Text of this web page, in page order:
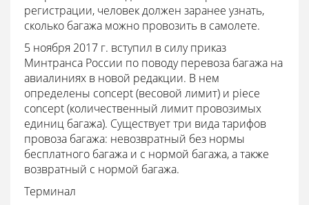
регистрации, человек должен заранее узнать,
сколько багажа можно провозить в самолете.
5 ноября 2017 г. вступил в силу приказ
Минтранса России по поводу перевоза багажа на
авиалиниях в новой редакции. В нем
определены concept (весовой лимит) и piece
concept (количественный лимит провозимых
единиц багажа). Существует три вида тарифов
провоза багажа: невозвратный без нормы
бесплатного багажа и с нормой багажа, а также
возвратный с нормой багажа.
Терминал